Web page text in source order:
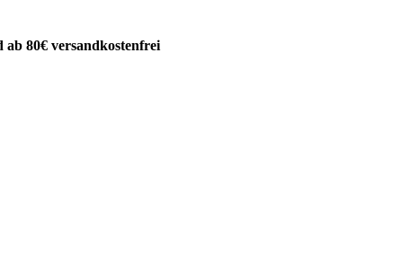
80€ versandkostenfrei